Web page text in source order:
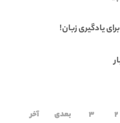
یادگیری زبان!
2
3 بعدی آخر